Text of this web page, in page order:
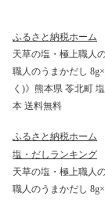
ふるさと納税ホーム
天草の塩・極上職人
職人のうまかだし
く)》熊本県 苓北町
本 送料無料
ふるさと納税ホーム
塩・だしランキング
天草の塩・極上職人
職人のうまかだし